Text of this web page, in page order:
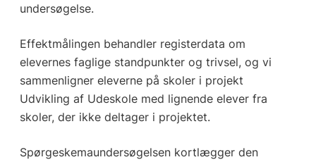
undersøgelse.
Effektmålingen behandler registerdata om
elevernes faglige standpunkter og trivsel, og vi
sammenligner eleverne på skoler i projekt
Udvikling af Udeskole med lignende elever fra
skoler, der ikke deltager i projektet.
Spørgeskemaundersøgelsen kortlægger den